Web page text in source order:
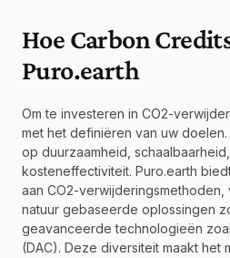
Hoe Carbon
Puro.earth
Om te investeren in CO2-
met het definiëren van uw
op duurzaamheid,
kosteneffectiviteit. Puro.earth
aan CO2-
natuur gebaseerde oplossingen
geavanceerde technologieën
(DAC). Deze diversiteit maakt het